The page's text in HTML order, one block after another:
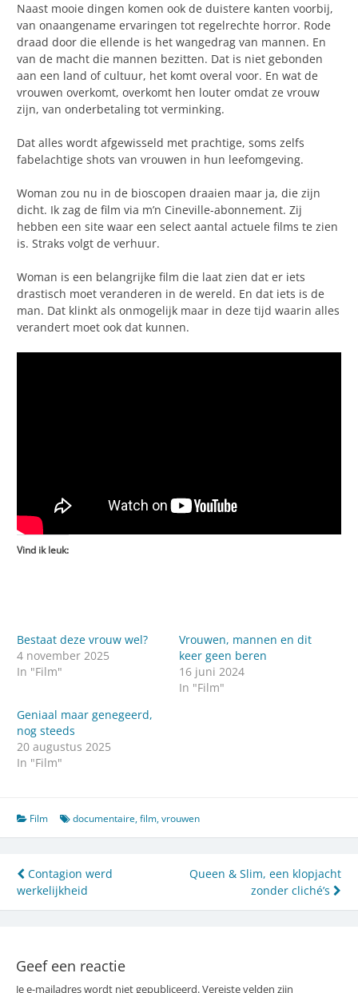
Naast mooie dingen komen ook de duistere kanten voorbij,
van onaangename ervaringen tot regelrechte horror. Rode
draad door die ellende is het wangedrag van mannen. En
van de macht die mannen bezitten. Dat is niet gebonden
aan een land of cultuur, het komt overal voor. En wat de
vrouwen overkomt, overkomt hen louter omdat ze vrouw
zijn, van onderbetaling tot verminking.
Dat alles wordt afgewisseld met prachtige, soms zelfs
fabelachtige shots van vrouwen in hun leefomgeving.
Woman zou nu in de bioscopen draaien maar ja, die zijn
dicht. Ik zag de film via m’n Cineville-abonnement. Zij
hebben een site waar een select aantal actuele films te zien
is. Straks volgt de verhuur.
Woman is een belangrijke film die laat zien dat er iets
drastisch moet veranderen in de wereld. En dat iets is de
man. Dat klinkt als onmogelijk maar in deze tijd waarin alles
verandert moet ook dat kunnen.
Vind ik leuk:
Bestaat deze vrouw wel?
4 november 2025
In "Film"
Vrouwen, mannen en dit
keer geen beren
16 juni 2024
In "Film"
Geniaal maar genegeerd,
nog steeds
20 augustus 2025
In "Film"
Film documentaire,film,vrouwen
Bericht
navigatie
Contagion werd
werkelijkheid
Queen & Slim, een klopjacht
zonder cliché’s
Geef een reactie
Je e-mailadres wordt niet gepubliceerd.Vereiste velden zijn